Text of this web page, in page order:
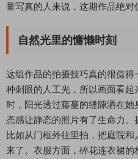
量写真的人来说，这期作品绝对
自然光里的慵懒时刻
这组作品的拍摄技巧真的很值
种刺眼的人工光，所以画面看
时，阳光透过藤蔓的缝隙洒在
态感让静态的照片有了生命力。
比如从门框外往里拍，把庭院
来了。衣服方面，碎花连衣裙